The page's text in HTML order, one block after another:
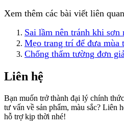
Xem thêm các bài viết liên
Sai lầm nên tránh khi sơn
Mẹo trang trí để đưa mùa
Chống thấm tường đơn
Liên hệ
Bạn muốn trở thành đại lý chính
tư vấn về sản phẩm, màu sắc? Liên
hỗ trợ kịp thời nhé!